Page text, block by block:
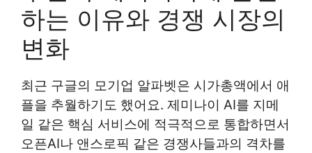
하는 이유와 경쟁 시장의
변화
최근 구글의 모기업 알파벳은 시가총액에서 애
플을 추월하기도 했어요. 제미나이 AI를 지메
일 같은 핵심 서비스에 적극적으로 통합하면서
오픈AI나 앤스로픽 같은 경쟁사들과의 격차를